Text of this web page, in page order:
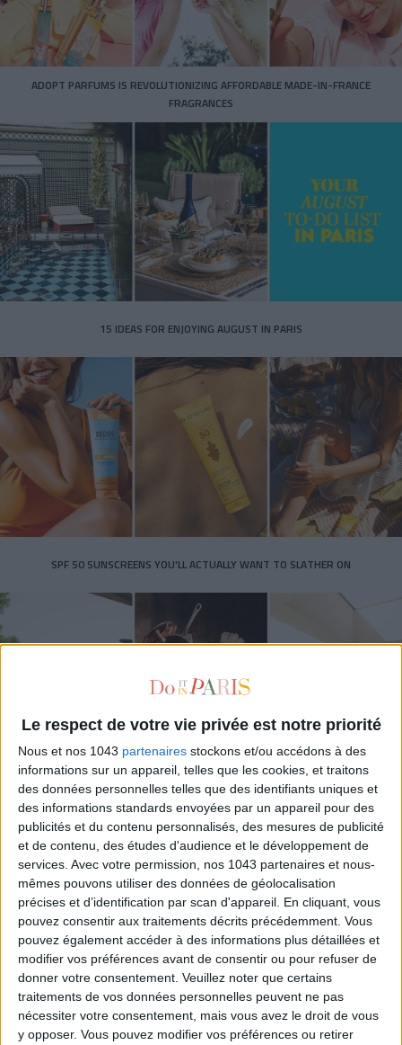
Le respect de votre vie privée est notre priorité
Nous et nos 1043 partenaires stockons et/ou accédons à des
informations sur un appareil, telles que les cookies, et traitons
des données personnelles telles que des identifiants uniques et
des informations standards envoyées par un appareil pour des
publicités et du contenu personnalisés, des mesures de publicité
et de contenu, des études d'audience et le développement de
services. Avec votre permission, nos 1043 partenaires et nous-
mêmes pouvons utiliser des données de géolocalisation
précises et d’identification par scan d'appareil. En cliquant, vous
pouvez consentir aux traitements décrits précédemment. Vous
pouvez également accéder à des informations plus détaillées et
modifier vos préférences avant de consentir ou pour refuser de
donner votre consentement. Veuillez noter que certains
traitements de vos données personnelles peuvent ne pas
nécessiter votre consentement, mais vous avez le droit de vous
y opposer. Vous pouvez modifier vos préférences ou retirer
ADOPT PARFUMS IS REVOLUTIONIZING AFFORDABLE MADE-IN-FRANCE
FRAGRANCES
15 IDEAS FOR ENJOYING AUGUST IN PARIS
SPF 50 SUNSCREENS YOU'LL ACTUALLY WANT TO SLATHER ON
THE BEST HOTELS FOR A SPA AND GASTRONOMY WEEKEND
THE MOST STYLISH LUGGAGE FOR TRAVELING IN STYLE